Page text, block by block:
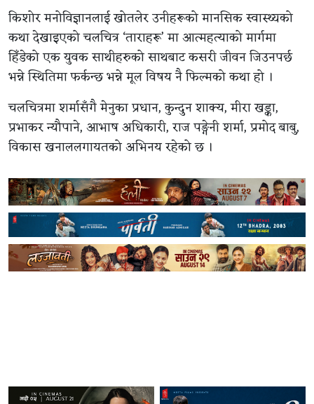
किशोर मनोविज्ञानलाई खोतलेर उनीहरूको मानसिक स्वास्थ्यको
कथा देखाइएको चलचित्र ‘ताराहरू’ मा आत्महत्याको मार्गमा
हिँडेको एक युवक साथीहरुको साथबाट कसरी जीवन जिउनपर्छ
भन्ने स्थितिमा फर्कन्छ भन्ने मूल विषय नै फिल्मको कथा हो ।
चलचित्रमा शर्मासँगै मेनुका प्रधान, कुन्दुन शाक्य, मीरा खड्का,
प्रभाकर न्यौपाने, आभाष अधिकारी, राज पङ्गेनी शर्मा, प्रमोद बाबु,
विकास खनाललगायतको अभिनय रहेको छ ।